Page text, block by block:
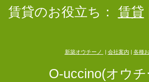
賃貸のお役立ち：
賃貸
新築オウチーノ 会社案内 各種
O-uccino(オウ